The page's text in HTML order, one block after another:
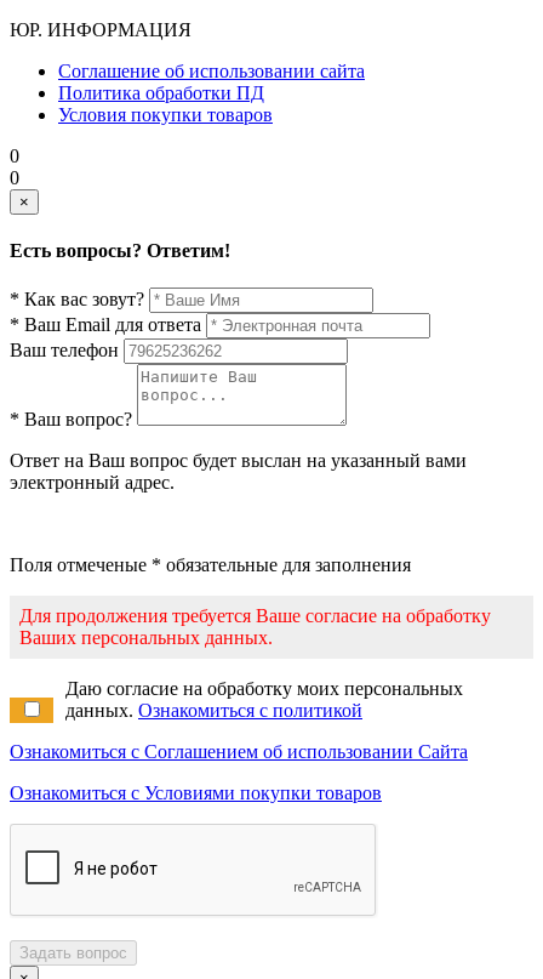
ЮР. ИНФОРМАЦИЯ
Соглашение об использовании сайта
Политика обработки ПД
Условия покупки товаров
0
0
×
Есть вопросы? Ответим!
* Как вас зовут?
* Ваш Email для ответа
Ваш телефон
* Ваш вопрос?
Ответ на Ваш вопрос будет выслан на указанный вами
электронный адрес.
Поля отмеченые * обязательные для заполнения
Для продолжения требуется Ваше согласие на обработку
Ваших персональных данных.
Даю согласие на обработку моих персональных
данных. Ознакомиться с политикой
Ознакомиться с Соглашением об использовании Сайта
Ознакомиться с Условиями покупки товаров
Задать вопрос